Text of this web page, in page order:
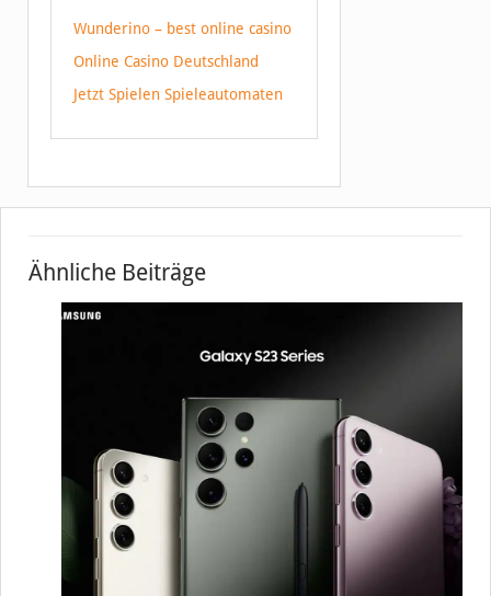
Wunderino – best online casino
Online Casino Deutschland
Jetzt Spielen Spieleautomaten
Ähnliche Beiträge